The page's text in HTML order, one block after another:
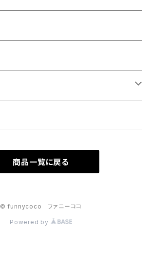
商品一覧に戻る
© funnycoco ファニーココ
Powered by